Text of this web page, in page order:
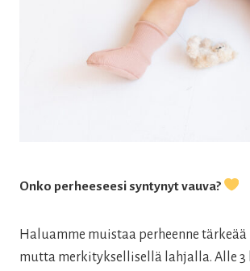
Onko perheeseesi syntynyt vauva?
Haluamme muistaa perheenne
mutta merkityksellisellä lahjalla. Alle 3